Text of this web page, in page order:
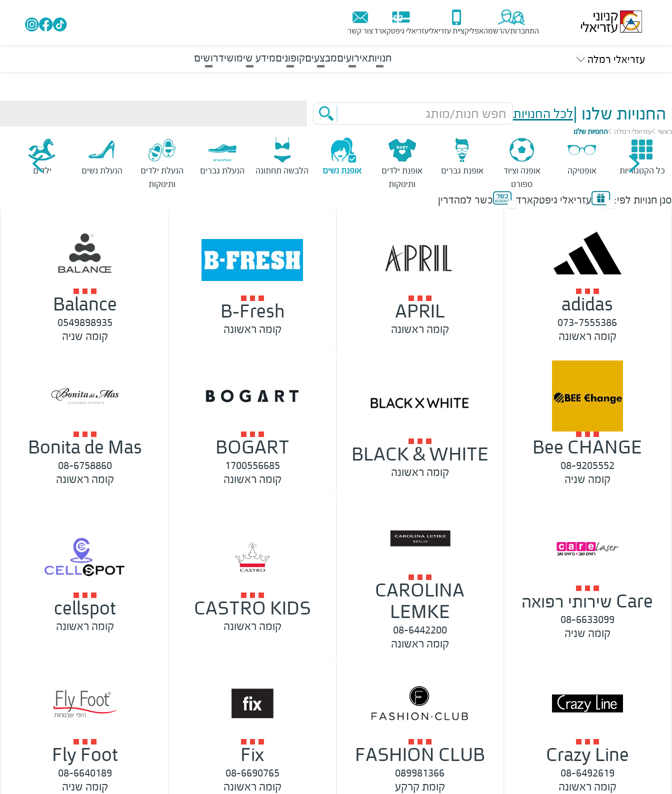
התחברות/הרשמהאפליקציית עזריאליעזריאלי גיפטקארדצור קשר
עזריאלי רמלה חנויותאירועיםמבצעיםקופוניםמידע שימושידרושים
החנויות שלנו |לכל החנויות חפש חנות/מותג
ראשי עזריאלי רמלה החנויות שלנו
כל הקטגוריות אופטיקה
אופנה וציוד
ספורט
אופנת גברים
אופנת ילדים
ותינוקות
אופנת נשים הלבשה תחתונה הנעלת גברים
הנעלת ילדים
ותינוקות
הנעלת נשים ילדים
סנן חנויות לפי: עזריאלי גיפטקארד כשר למהדרין
adidas
073-7555386
קומה ראשונה
APRIL
קומה ראשונה
B-Fresh
קומה ראשונה
Balance
0549898935
קומה שניה
Bee CHANGE
08-9205552
קומה שניה
BLACK & WHITE
קומה ראשונה
BOGART
1700556685
קומה ראשונה
Bonita de Mas
08-6758860
קומה ראשונה
Care שירותי רפואה
08-6633099
קומה שניה
CAROLINA
LEMKE
08-6442200
קומה ראשונה
CASTRO KIDS
קומה ראשונה
cellspot
קומה ראשונה
Crazy Line
08-6492619
קומה ראשונה
FASHION CLUB
089981366
קומת קרקע
Fix
08-6690765
קומה ראשונה
Fly Foot
08-6640189
קומה שניה